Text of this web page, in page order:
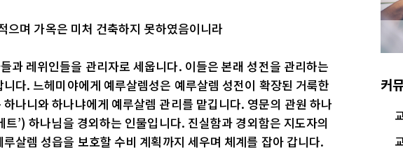
으며 가옥은 미처 건축하지 못하였음이니라
과 레위인들을 관리자로 세웁니다. 이들은 본래 성전을 관리하는
다. 느헤미야에게 예루살렘성은 예루살렘 성전이 확장된 거룩한
나니와 하나냐에게 예루살렘 관리를 맡깁니다. 영문의 관원 하나
’) 하나님을 경외하는 인물입니다. 진실함과 경외함은 지도자의
살렘 성읍을 보호할 수비 계획까지 세우며 체계를 잡아 갑니다.
커